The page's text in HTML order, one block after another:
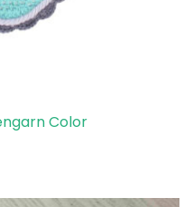
Color